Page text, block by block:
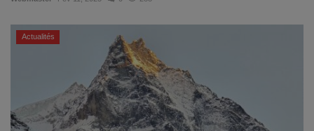
Actualités